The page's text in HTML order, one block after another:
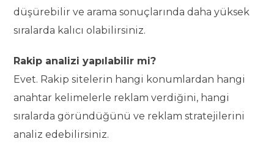
düşürebilir ve arama sonuçlarında daha yüksek
sıralarda kalıcı olabilirsiniz.
Rakip analizi yapılabilir mi?
Evet. Rakip sitelerin hangi konumlardan hangi
anahtar kelimelerle reklam verdiğini, hangi
sıralarda göründüğünü ve reklam stratejilerini
analiz edebilirsiniz.